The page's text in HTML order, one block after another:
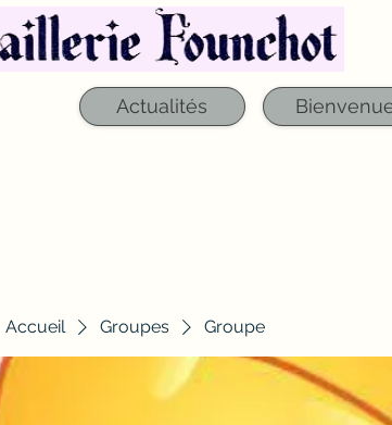
Actualités
Accueil Groupes Groupe